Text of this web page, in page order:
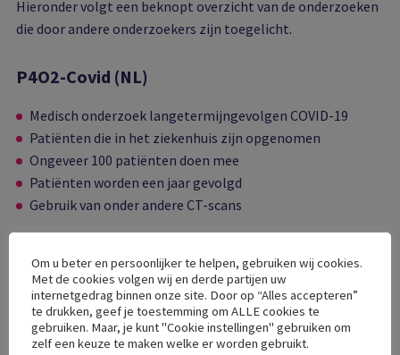
Hieronder volgt een beknopt overzicht van de onderzoeken
die door andere onderzoekers zijn toegelicht.
P4O2-Covid (NL)
Medisch onderzoek langetermijngevolgen COVID-19
Patiënten die in het ziekenhuis zijn opgenomen
Ongeveer 100 patiënten doen mee
Patiënten worden een jaar gevolgd
Gebruik van onder andere CT-scans
CO-FLOW (Erasmus, NL)
Medisch onderzoek langetermijngevolgen COVID-19
Om u beter en persoonlijker te helpen, gebruiken wij cookies.
Met de cookies volgen wij en derde partijen uw
internetgedrag binnen onze site. Door op “Alles accepteren”
te drukken, geef je toestemming om ALLE cookies te
gebruiken. Maar, je kunt "Cookie instellingen" gebruiken om
zelf een keuze te maken welke er worden gebruikt.